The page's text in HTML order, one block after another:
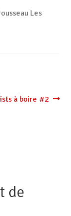
Les
à boire #2
de